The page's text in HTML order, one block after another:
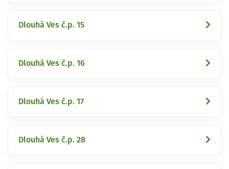
Dlouhá Ves č.p. 15
Dlouhá Ves č.p. 16
Dlouhá Ves č.p. 17
Dlouhá Ves č.p. 28